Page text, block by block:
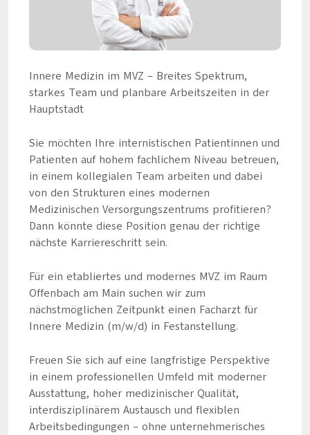
Innere Medizin im MVZ – Breites Spektrum,
starkes Team und planbare Arbeitszeiten in der
Hauptstadt
Sie möchten Ihre internistischen Patientinnen und
Patienten auf hohem fachlichem Niveau betreuen,
in einem kollegialen Team arbeiten und dabei
von den Strukturen eines modernen
Medizinischen Versorgungszentrums profitieren?
Dann könnte diese Position genau der richtige
nächste Karriereschritt sein.
Für ein etabliertes und modernes MVZ im Raum
Offenbach am Main suchen wir zum
nächstmöglichen Zeitpunkt einen Facharzt für
Innere Medizin (m/w/d) in Festanstellung.
Freuen Sie sich auf eine langfristige Perspektive
in einem professionellen Umfeld mit moderner
Ausstattung, hoher medizinischer Qualität,
interdisziplinärem Austausch und flexiblen
Arbeitsbedingungen – ohne unternehmerisches